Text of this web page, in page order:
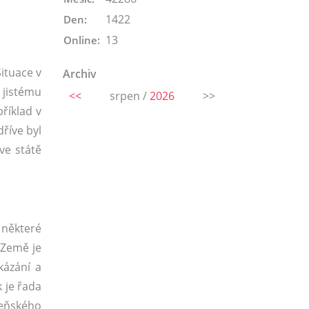
v
v
byl
státě
je
a
je řada
Online: 13
Den: 1422
Archiv
<<
srpen /2026 >>